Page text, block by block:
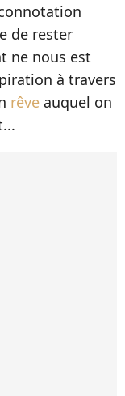
de rester
ne nous est
à travers
rêve auquel on